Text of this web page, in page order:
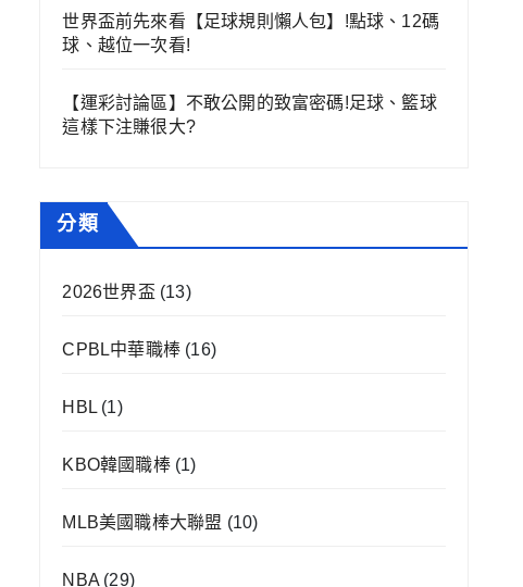
世界盃前先來看【足球規則懶人包】!點球、12碼
球、越位一次看!
【運彩討論區】不敢公開的致富密碼!足球、籃球
這樣下注賺很大?
分類
2026世界盃 (13)
CPBL中華職棒(16)
HBL(1)
KBO韓國職棒(1)
MLB美國職棒大聯盟 (10)
NBA(29)